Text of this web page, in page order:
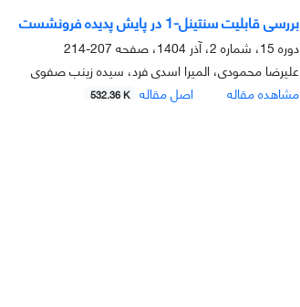
بررسی قابلیت سنتینل-1 در پایش پدیده فرونشست
دوره 15، شماره 2، آذر 1404، صفحه
207-214
علیرضا محمودی، المیرا اسدی فرد، سیده زینب صفوی
مشاهده مقاله
اصل مقاله 532.36 K